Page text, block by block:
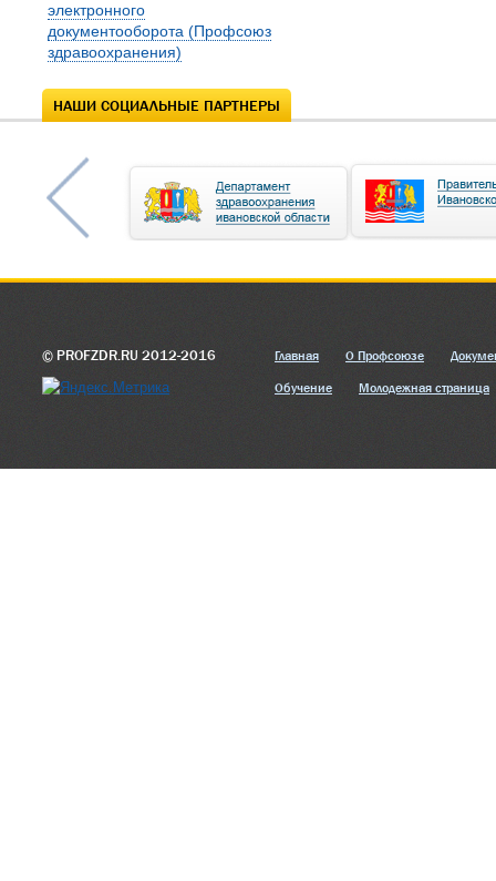
электронного
документооборота (Профсоюз
здравоохранения)
НАШИ СОЦИАЛЬНЫЕ ПАРТНЕРЫ
© PROFZDR.RU 2012-2016 Главная О Профсоюзе
Обучение Молодежная страница